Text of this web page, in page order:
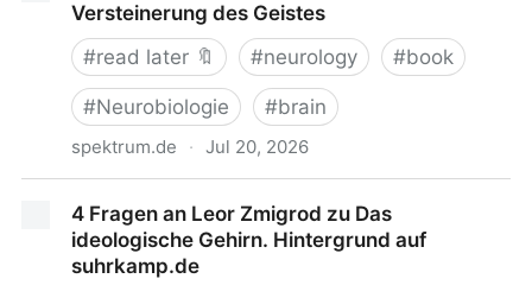
Versteinerung des Geistes
#read later 🔖 #neurology #book
#Neurobiologie #brain
spektrum.de · Jul 20, 2026
des Geistes
4 Fragen an Leor Zmigrod zu Das
ideologische Gehirn. Hintergrund auf
suhrkamp.de